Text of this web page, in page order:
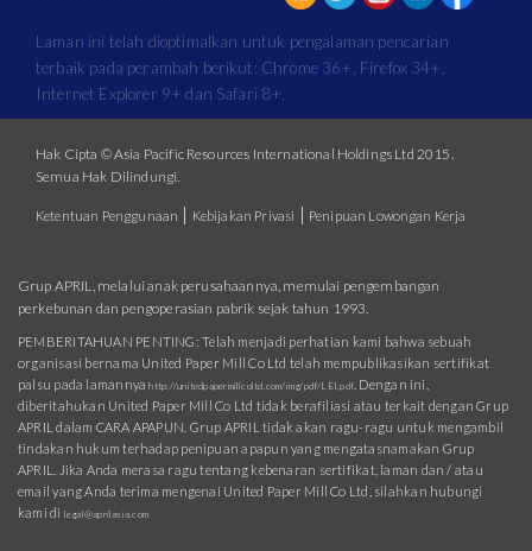
Laman ini telah dioptimalkan untuk pengalaman pencarian
terbaik pada perambah berikut: Chrome 36+, Firefox 34+,
Internet Explorer 9+ dan Safari 8+.
Hak Cipta © Asia Pacific Resources International Holdings Ltd 2015.
Semua Hak Dilindungi.
Ketentuan Penggunaan | Kebijakan Privasi | Penipuan Lowongan Kerja
Grup APRIL, melalui anak perusahaannya, memulai pengembangan
perkebunan dan pengoperasian pabrik sejak tahun 1993.
PEMBERITAHUAN PENTING: Telah menjadi perhatian kami bahwa sebuah
organisasi bernama United Paper Mill Co Ltd telah mempublikasikan sertifikat
palsu pada lamannyahttp://unitedpapermillcoltd.com/img/pdf/LEI.pdf . Dengan ini,
diberitahukan United Paper Mill Co Ltd tidak berafiliasi atau terkait dengan Grup
APRIL dalam CARA APAPUN. Grup APRIL tidak akan ragu-ragu untuk mengambil
tindakan hukum terhadap penipuan apapun yang mengatasnamakan Grup
APRIL. Jika Anda merasa ragu tentang kebenaran sertifikat, laman dan / atau
email yang Anda terima mengenai United Paper Mill Co Ltd, silahkan hubungi
kami di legal@aprilasia.com